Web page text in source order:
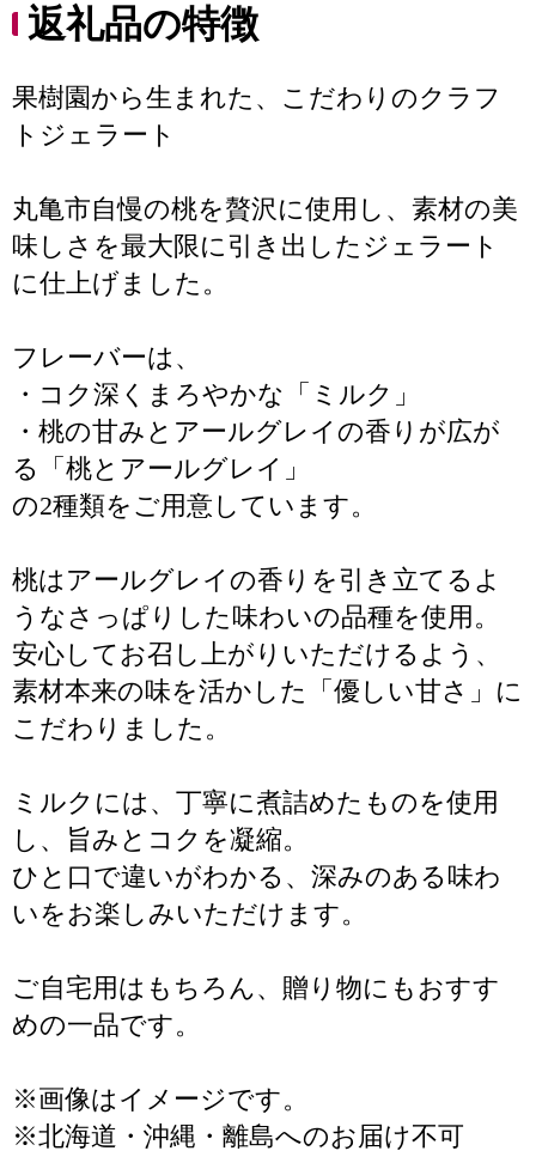
返礼品の特徴
果樹園から生まれた、こだわりのクラフ
トジェラート
丸亀市自慢の桃を贅沢に使用し、素材の美
味しさを最大限に引き出したジェラート
に仕上げました。
フレーバーは、
・コク深くまろやかな「ミルク」
・桃の甘みとアールグレイの香りが広が
る「桃とアールグレイ」
の2種類をご用意しています。
桃はアールグレイの香りを引き立てるよ
うなさっぱりした味わいの品種を使用。
安心してお召し上がりいただけるよう、
素材本来の味を活かした「優しい甘さ」に
こだわりました。
ミルクには、丁寧に煮詰めたものを使用
し、旨みとコクを凝縮。
ひと口で違いがわかる、深みのある味わ
いをお楽しみいただけます。
ご自宅用はもちろん、贈り物にもおすす
めの一品です。
※画像はイメージです。
※北海道・沖縄・離島へのお届け不可